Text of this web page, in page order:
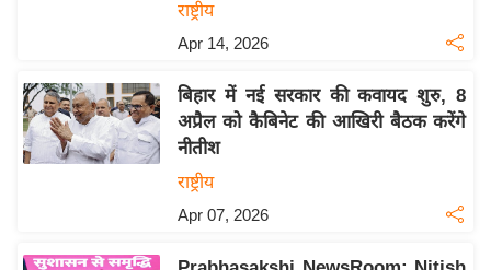
0
2
6
म
राष्ट्रीय
Apr 14, 2026
बिहार में नई सरकार की कवायद शुरु, 8
अप्रैल को कैबिनेट की आखिरी बैठक करेंगे
नीतीश
राष्ट्रीय
Apr 07, 2026